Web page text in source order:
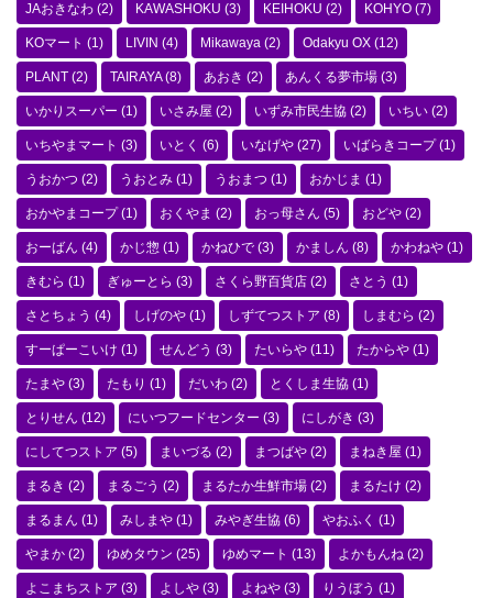
JAおきなわ (2) KAWASHOKU (3) KEIHOKU (2) KOHYO (7)
KOマート (1) LIVIN (4) Mikawaya (2) Odakyu OX (12)
PLANT (2) TAIRAYA(8) あおき (2) あんくる夢市場 (3)
いかりスーパー (1) いさみ屋 (2) いずみ市民生協 (2) いちい (2)
いちやまマート (3) いとく (6) いなげや (27) いばらきコープ(1)
うおかつ (2) うおとみ (1) うおまつ (1) おかじま (1)
おかやまコープ(1) おくやま (2) おっ母さん (5) おどや (2)
おーばん (4) かじ惣 (1) かねひで (3) かましん (8) かわねや (1)
きむら (1) ぎゅーとら (3) さくら野百貨店 (2) さとう (1)
さとちょう (4) しげのや (1) しずてつストア (8) しまむら (2)
すーぱーこいけ (1) せんどう (3) たいらや (11) たからや (1)
たまや (3) たもり (1) だいわ (2) とくしま生協 (1)
とりせん (12) にいつフードセンター (3) にしがき (3)
にしてつストア (5) まいづる (2) まつばや (2) まねき屋 (1)
まるき (2) まるごう (2) まるたか生鮮市場 (2) まるたけ (2)
まるまん (1) みしまや (1) みやぎ生協 (6) やおふく (1)
やまか (2) ゆめタウン (25) ゆめマート (13) よかもんね (2)
よこまちストア (3) よしや (3) よねや (3) りうぼう (1)